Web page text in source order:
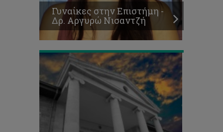
Γυναίκες στην Επιστήμη -
Δρ. Αργυρώ Νισαντζή
χρήση
νέων
τεχνολογιών